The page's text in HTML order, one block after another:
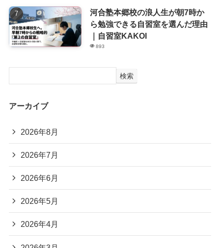
河合塾本郷校の浪人生が朝7時か
ら勉強できる自習室を選んだ理由
｜自習室KAKOI
893
検索
アーカイブ
2026年8月
2026年7月
2026年6月
2026年5月
2026年4月